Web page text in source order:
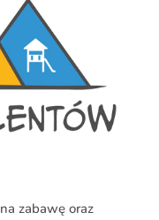
zabawę oraz